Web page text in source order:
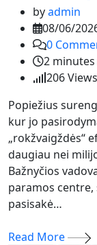
byadmin
08/06/
0
2
206Views
Popiežius
kur jo
„rokžvaigždės“
daugiau nei
Bažnyčios
paramos
pasisakė…
Read More